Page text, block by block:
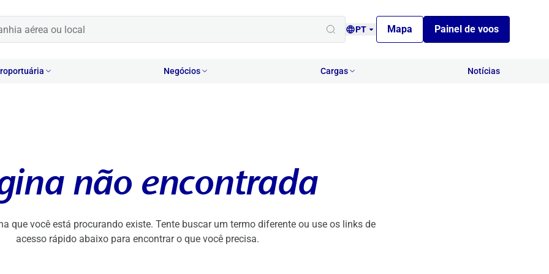
PT Mapa Painel de voos
Negócios Cargas Notícias
não encontrada
que você está procurando existe. Tente buscar um termo diferente ou use os links de
acesso rápido abaixo para encontrar o que você precisa.